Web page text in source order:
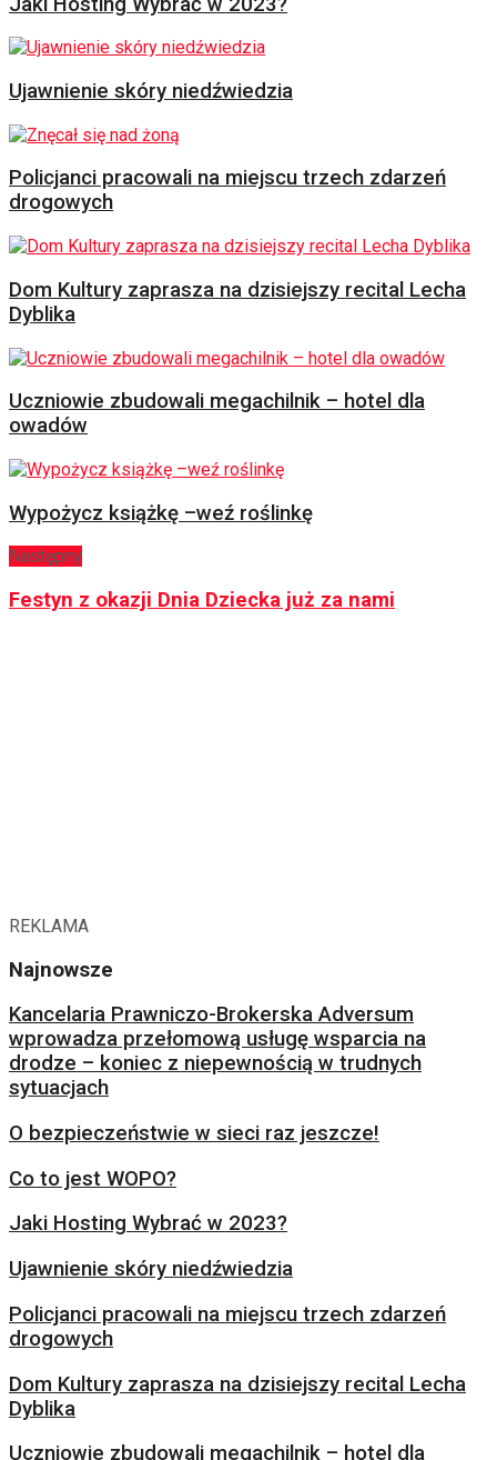
Ujawnienie skóry niedźwiedzia
Policjanci pracowali na miejscu trzech zdarzeń
drogowych
Dom Kultury zaprasza na dzisiejszy recital Lecha
Dyblika
Uczniowie zbudowali megachilnik – hotel dla
owadów
Wypożycz książkę –weź roślinkę
Następny
Festyn z okazji Dnia Dziecka już za nami
REKLAMA
Najnowsze
Kancelaria Prawniczo-Brokerska Adversum
wprowadza przełomową usługę wsparcia na
drodze – koniec z niepewnością w trudnych
sytuacjach
O bezpieczeństwie w sieci raz jeszcze!
Co to jest WOPO?
Jaki Hosting Wybrać w 2023?
Ujawnienie skóry niedźwiedzia
Policjanci pracowali na miejscu trzech zdarzeń
drogowych
Dom Kultury zaprasza na dzisiejszy recital Lecha
Dyblika
Uczniowie zbudowali megachilnik – hotel dla